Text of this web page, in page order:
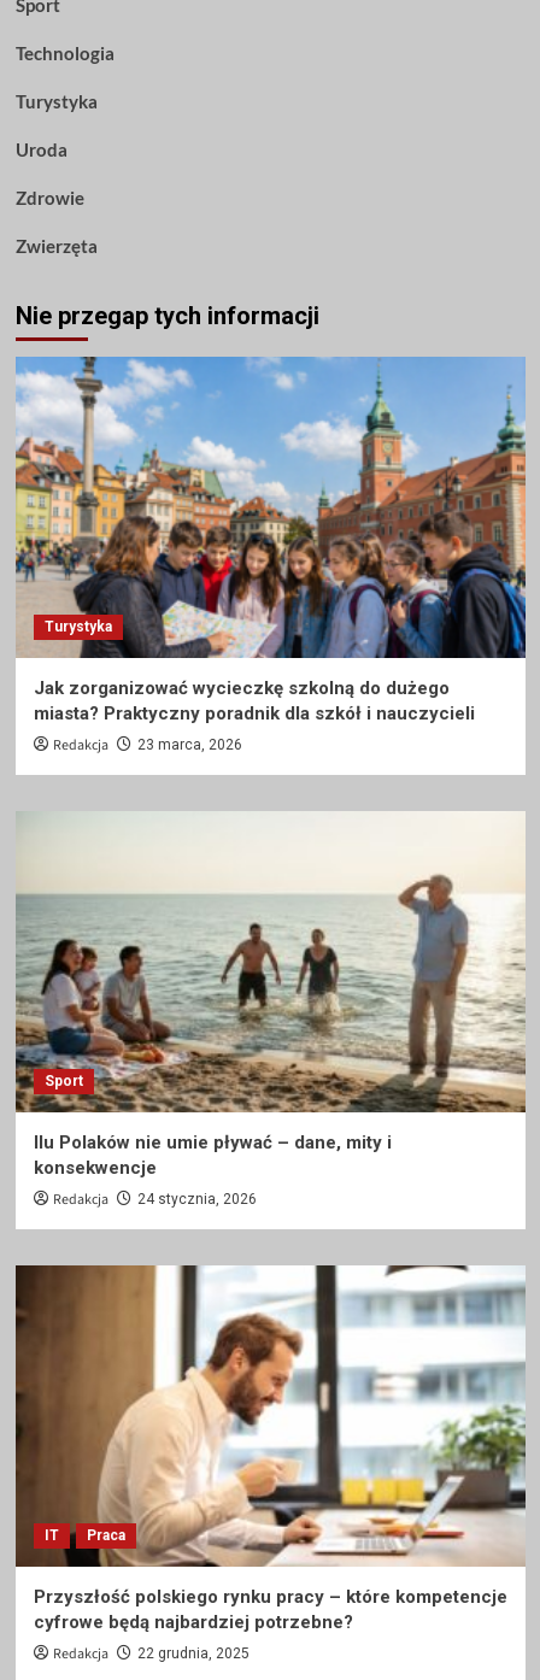
Sport
Technologia
Turystyka
Uroda
Zdrowie
Zwierzęta
Nie przegap tych informacji
Turystyka
Jak zorganizować wycieczkę szkolną do dużego
miasta? Praktyczny poradnik dla szkół i nauczycieli
Redakcja 23 marca, 2026
Sport
Ilu Polaków nie umie pływać – dane, mity i
konsekwencje
Redakcja 24 stycznia, 2026
IT Praca
Przyszłość polskiego rynku pracy – które kompetencje
cyfrowe będą najbardziej potrzebne?
Redakcja 22 grudnia, 2025